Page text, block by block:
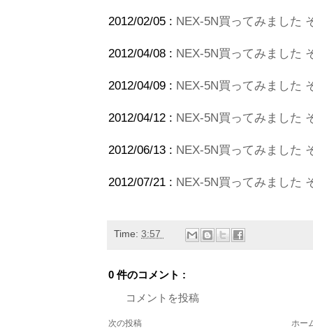
2012/02/05 : NEX-5N買ってみました
2012/04/08 : NEX-5N買ってみました
2012/04/09 : NEX-5N買ってみました
2012/04/12 : NEX-5N買ってみました
2012/06/13 : NEX-5N買ってみました
2012/07/21 : NEX-5N買ってみました
Time: 3:57
0 件のコメント :
コメントを投稿
次の投稿 ホー